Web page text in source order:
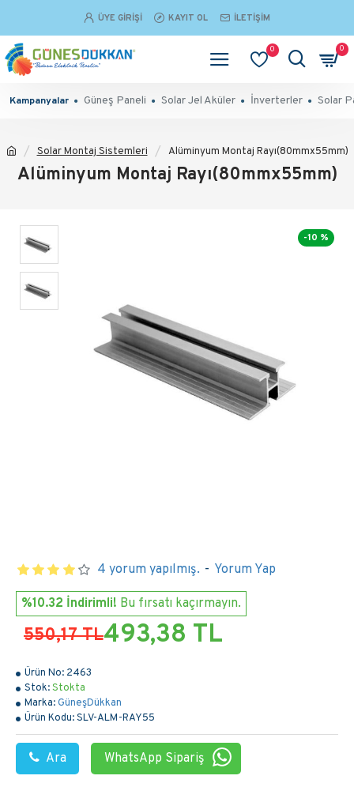
ÜYE GIRIŞI KAYIT OL İLETIŞIM
0 0
Kampanyalar Güneş Paneli Solar Jel Aküler İnverterler Solar
Solar Montaj Sistemleri Alüminyum Montaj Rayı(80mmx55mm)
Alüminyum Montaj Rayı(80mmx55mm)
-10 %
Ürün No: 2463
Stok:Stokta
Marka:GüneşDükkan
Ürün Kodu:SLV-ALM-RAY55
Ara WhatsApp Sipariş
4 yorum yapılmış. - Yorum Yap
%10.32 İndirimli! Bu fırsatı kaçırmayın.
550,17 TL493,38 TL